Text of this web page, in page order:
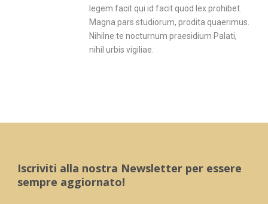
legem facit qui id facit quod lex prohibet.
Magna pars studiorum, prodita quaerimus.
Nihilne te nocturnum praesidium Palati,
nihil urbis vigiliae.
Iscriviti alla nostra Newsletter per essere
sempre aggiornato!